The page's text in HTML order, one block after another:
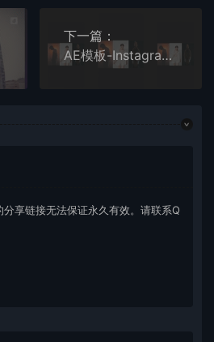
下一篇：
AE模板-Instagram竖版尺寸的干净流畅图像排版片头
享链接无法保证永久有效。请联系Q